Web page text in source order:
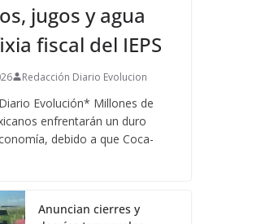
jugos y agua
fiscal del IEPS
Redacción Diario Evolucion
Evolución* Millones de
enfrentarán un duro
debido a que Coca-
Anuncian cierres y